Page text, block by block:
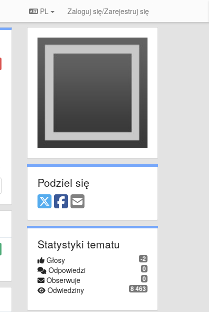
PL Zaloguj się/Zarejestruj się
Podziel się
Statystyki tematu
-2
Głosy
0
Odpowiedzi
0
Obserwuje
8 463
Odwiedziny